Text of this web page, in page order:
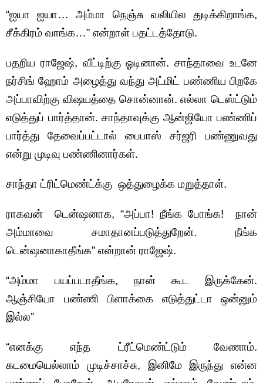
“ஐயா ஐயா… அம்மா நெஞ்சு வலியில துடிக்கிறாங்க,
சீக்கிரம் வாங்க…” என்றாள் பதட்டத்தோடு.
பதறிய ராஜேஷ், வீட்டிற்கு ஓடினான். சாந்தாவை உடனே
நர்சிங் ஹோம் அழைத்து வந்து அட்மிட் பண்ணிய பிறகே
அப்பாவிற்கு விஷயத்தை சொன்னான். எல்லா டெஸ்ட்டும்
எடுத்துப் பார்த்தான். சாந்தாவுக்கு ஆன்ஜியோ பண்ணிப்
பார்த்து தேவைப்பட்டால் பைபாஸ் சர்ஜரி பண்ணுவது
என்று முடிவு பண்ணினார்கள்.
சாந்தா ட்ரிட்மெண்ட்க்கு ஒத்துழைக்க மறுத்தாள்.
ராகவன் டென்ஷனாக, “அப்பா! நீங்க போங்க! நான்
அம்மாவை சமாதானப்படுத்துறேன். நீங்க
டென்ஷனாகாதீங்க” என்றான் ராஜேஷ்.
“அம்மா பயப்படாதீங்க, நான் கூட இருக்கேன்.
ஆஞ்சியோ பண்ணி பிளாக்கை எடுத்துட்டா ஒன்னும்
இல்ல”
“எனக்கு எந்த ட்ரீட்மெண்ட்டும் வேணாம்.
கடமையெல்லாம் முடிச்சாச்சு, இனிமே இருந்து என்ன